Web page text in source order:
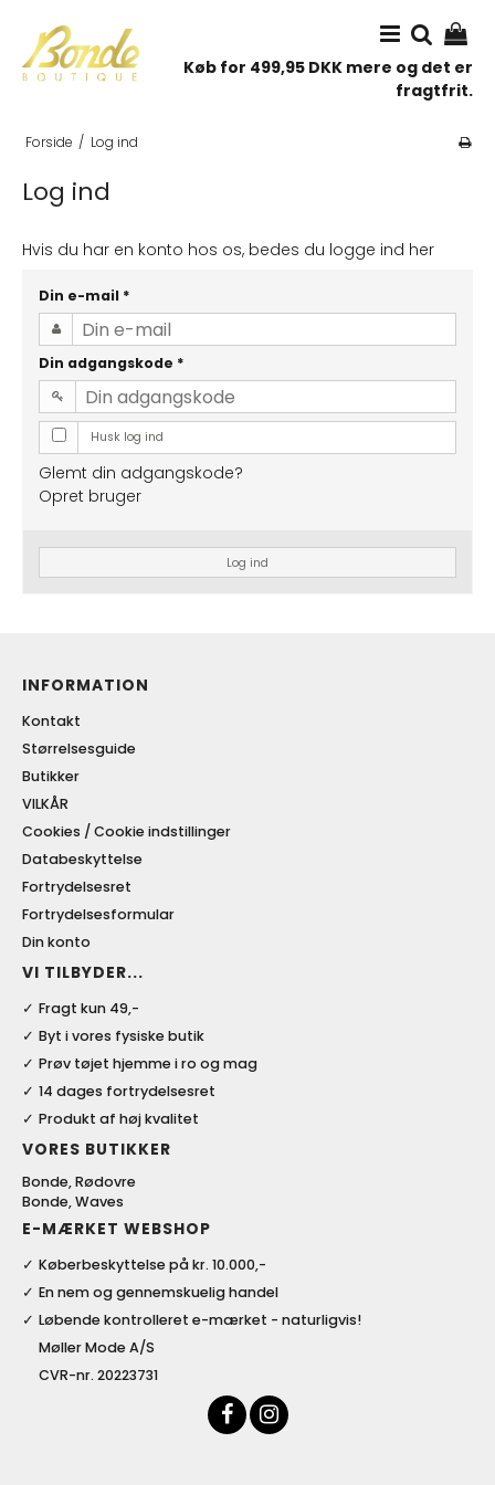
Køb for 499,95 DKK mere og det er
fragtfrit.
Forside / Log ind
Log ind
Hvis du har en konto hos os, bedes du logge ind her
Din e-mail *
Din adgangskode *
Husk log ind
Glemt din adgangskode?
Opret bruger
Log ind
INFORMATION
Kontakt
Størrelsesguide
Butikker
VILKÅR
Cookies / Cookie indstillinger
Databeskyttelse
Fortrydelsesret
Fortrydelsesformular
Din konto
VI TILBYDER...
Fragt kun 49,-
Byt i vores fysiske butik
Prøv tøjet hjemme i ro og mag
14 dages fortrydelsesret
Produkt af høj kvalitet
VORES BUTIKKER
Bonde, Rødovre
Bonde, Waves
E-MÆRKET WEBSHOP
Køberbeskyttelse på kr. 10.000,-
En nem og gennemskuelig handel
Løbende kontrolleret e-mærket - naturligvis!
Møller Mode A/S
CVR-nr. 20223731